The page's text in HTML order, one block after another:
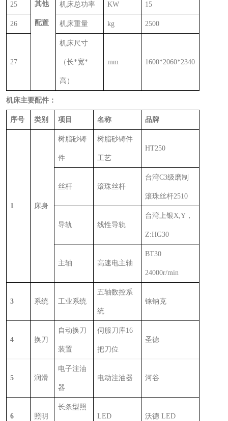
其他
配置
25 机床总功率 KW 15
26 机床重量 kg 2500
27
机床尺寸
（长*宽*
高）
mm 1600*2060*2340
机床主要配件：
序号 类别 项目 名称 品牌
1 床身
树脂砂铸
件
树脂砂铸件
工艺
HT250
丝杆 滚珠丝杆
台湾C3级磨制
滚珠丝杆2510
导轨 线性导轨
台湾上银X,Y ，
Z:HG30
主轴 高速电主轴
BT30
24000r/min
3 系统 工业系统
五轴数控系
统
铼钠克
4 换刀
自动换刀
装置
伺服刀库16
把刀位
圣德
5 润滑
电子注油
器
电动注油器 河谷
6 照明
长条型照
LED 沃德 LED